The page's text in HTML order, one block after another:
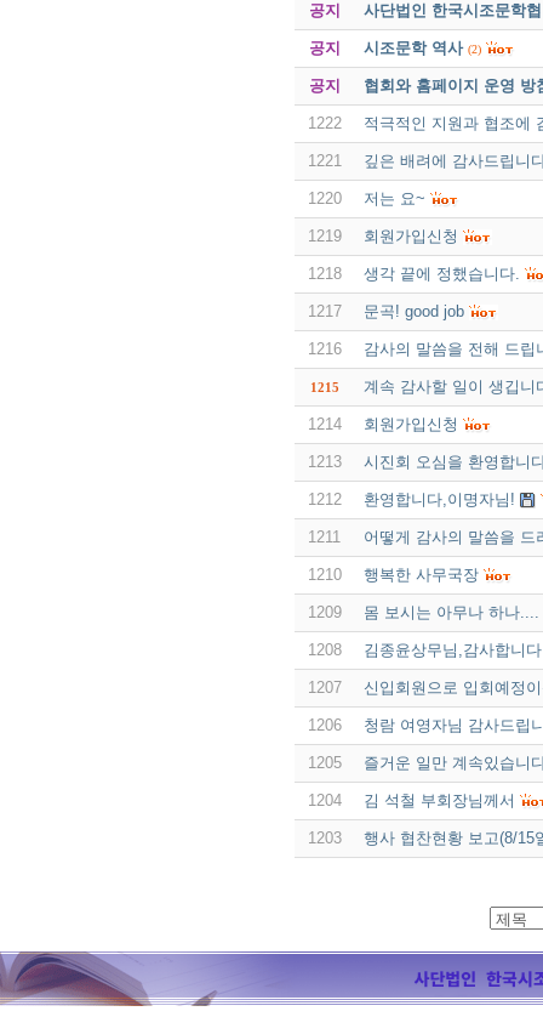
공지 사단법인 한국시조문학
공지 시조문학 역사 (2)
공지 협회와 홈페이지 운영 방
1222 적극적인 지원과 협조에
1221 깊은 배려에 감사드립니
1220 저는 요~
1219 회원가입신청
1218 생각 끝에 정했습니다.
1217 문곡! good job
1216 감사의 말씀을 전해 드립
1215 계속 감사할 일이 생깁니
1214 회원가입신청
1213 시진회 오심을 환영합니
1212 환영합니다,이명자님!
1211 어떻게 감사의 말씀을 드
1210 행복한 사무국장
1209 몸 보시는 아무나 하나....
1208 김종윤상무님,감사합니
1207 신입회원으로 입회예정
1206 청람 여영자님 감사드립
1205 즐거운 일만 계속있습니
1204 김 석철 부회장님께서
1203 행사 협찬현황 보고(8/15